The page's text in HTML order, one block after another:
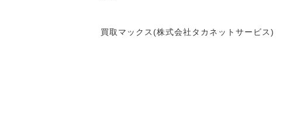
買取マックス(株式会社タカネットサービス)